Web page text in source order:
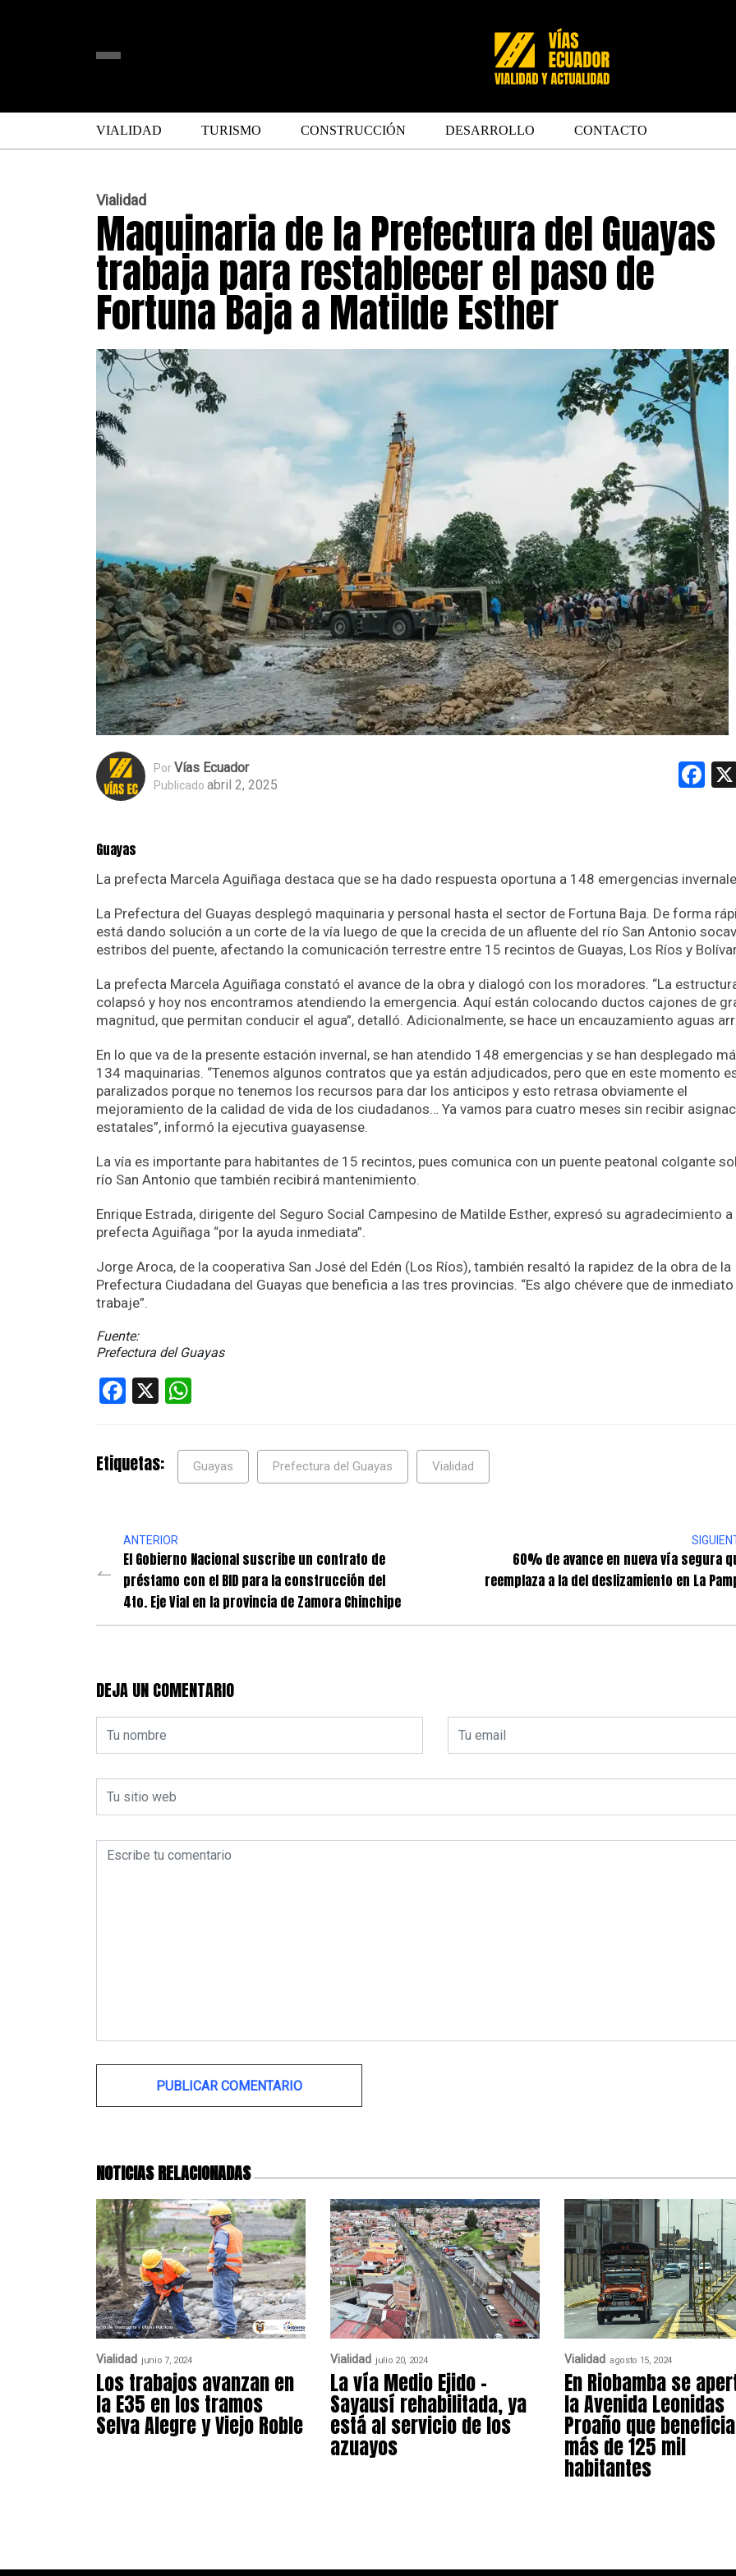
VIALIDAD TURISMO CONSTRUCCIÓN DESARROLLO CONTACTO
Vialidad
Maquinaria de la Prefectura del Guayas
trabaja para restablecer el paso de
Fortuna Baja a Matilde Esther
PorVías Ecuador
Publicado abril 2, 2025
Guayas
La prefecta Marcela Aguiñaga destaca que se ha dado respuesta oportuna a 148 emergencias
La Prefectura del Guayas desplegó maquinaria y personal hasta el sector de Fortuna Baja. De forma
está dando solución a un corte de la vía luego de que la crecida de un afluente del río San Antonio
estribos del puente, afectando la comunicación terrestre entre 15 recintos de Guayas, Los Ríos y
La prefecta Marcela Aguiñaga constató el avance de la obra y dialogó con los moradores. “La
colapsó y hoy nos encontramos atendiendo la emergencia. Aquí están colocando ductos cajones de
magnitud, que permitan conducir el agua”, detalló. Adicionalmente, se hace un encauzamiento aguas
En lo que va de la presente estación invernal, se han atendido 148 emergencias y se han desplegado
134 maquinarias. “Tenemos algunos contratos que ya están adjudicados, pero que en este momento
paralizados porque no tenemos los recursos para dar los anticipos y esto retrasa obviamente el
mejoramiento de la calidad de vida de los ciudadanos… Ya vamos para cuatro meses sin recibir
estatales”, informó la ejecutiva guayasense.
La vía es importante para habitantes de 15 recintos, pues comunica con un puente peatonal colgante
río San Antonio que también recibirá mantenimiento.
Enrique Estrada, dirigente del Seguro Social Campesino de Matilde Esther, expresó su agradecimiento a
prefecta Aguiñaga “por la ayuda inmediata”.
Jorge Aroca, de la cooperativa San José del Edén (Los Ríos), también resaltó la rapidez de la obra de la
Prefectura Ciudadana del Guayas que beneficia a las tres provincias. “Es algo chévere que de
trabaje”.
Fuente:
Prefectura del Guayas
Facebook
X
Etiquetas: Guayas Prefectura del Guayas Vialidad
ANTERIOR
El Gobierno Nacional suscribe un contrato de
préstamo con el BID para la construcción del
4to. Eje Vial en la provincia de Zamora Chinchipe
60% de avance en nueva vía segura
reemplaza a la del deslizamiento en La
DEJA UN COMENTARIO
NOTICIAS RELACIONADAS
Vialidad junio 7, 2024
Los trabajos avanzan en
la E35 en los tramos
Selva Alegre y Viejo Roble
Vialidad julio 20, 2024
La vía Medio Ejido –
Sayausí rehabilitada, ya
está al servicio de los
azuayos
Vialidad agosto 15, 2024
En Riobamba se
la Avenida Leonidas
Proaño que
más de 125 mil
habitantes